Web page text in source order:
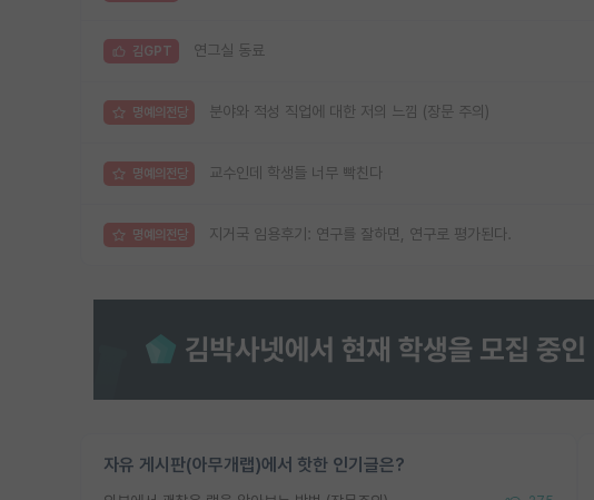
김GPT 연그실 동료
명예의전당 분야와 적성 직업에 대한 저의 느낌 (장문 주의)
명예의전당 교수인데 학생들 너무 빡친다
명예의전당 지거국 임용후기: 연구를 잘하면, 연구로 평가된다.
자유 게시판(아무개랩)에서 핫한 인기글은?